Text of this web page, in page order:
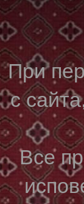
При
с
Все